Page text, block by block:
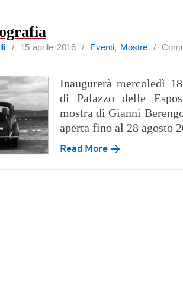
/ 15 aprile 2016 / Eventi, Mostre/
Inaugurerà mercoledì
di Palazzo delle
mostra di Gianni
aperta fino al 28 agosto
Read More →